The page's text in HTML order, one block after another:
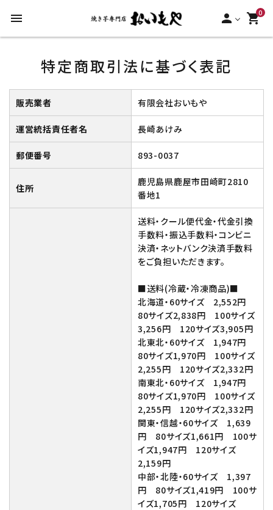
menu person 0
shopping_cart
search
ACCOUNT MENU
ようこそ ゲスト 様
meeting_room
特定商取引法に基づく表記
販売業者 有限会社おいもや
運営統括責任者名 長崎あけみ
郵便番号 893-0037
住所
鹿児島県鹿屋市田崎町2810
番地1
送料・クール便代金・代金引換
手数料・振込手数料・コンビニ
決済・ネットバンク決済手数料
をご負担いただきます。
■送料(冷蔵・冷凍商品)■
北海道・60サイズ 2,552円
80サイズ2,838円 100サイズ
3,256円 120サイズ3,905円
北東北・60サイズ 1,947円
80サイズ1,970円 100サイズ
2,255円 120サイズ2,332円
南東北・60サイズ 1,947円
80サイズ1,970円 100サイズ
2,255円 120サイズ2,332円
関東・信越・60サイズ 1,639
円 80サイズ1,661円 100サ
イズ1,947円 120サイズ
2,159円
中部・北陸・60サイズ 1,397
円 80サイズ1,419円 100サ
イズ1,705円 120サイズ